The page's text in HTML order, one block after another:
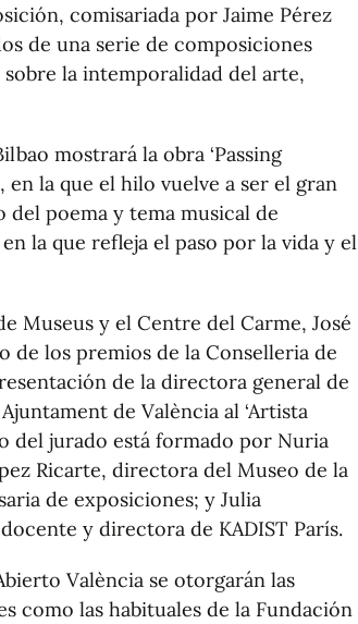
comisariada por Jaime Pérez
de una serie de composiciones
la intemporalidad del arte,
mostrará la obra ‘Passing
la que el hilo vuelve a ser el gran
poema y tema musical de
la que refleja el paso por la vida y el
Museus y el Centre del Carme, José
de los premios de la Conselleria de
de la directora general de
de València al ‘Artista
del jurado está formado por Nuria
Ricarte, directora del Museo de la
de exposiciones; y Julia
y directora de KADIST París.
València se otorgarán las
como las habituales de la Fundación